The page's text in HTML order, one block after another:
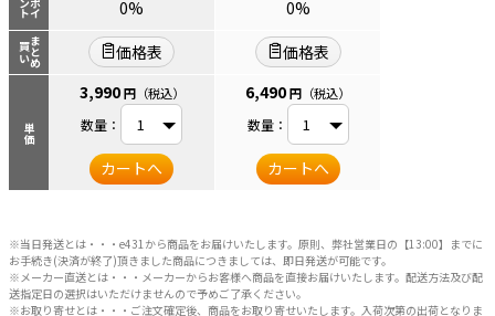
ポイ
ント
まとめ
買い
単価
0%
0%
価格表
価格表
3,990 円（税込）
数量：
カートへ
6,490円 （税込）
数量：
カートへ
※当日発送とは・・・e431から商品をお届けいたします。原則、弊社営業日の【13:00】までに
お手続き(決済が終了)頂きました商品につきましては、即日発送が可能です。
※メーカー直送とは・・・メーカーからお客様へ商品を直接お届けいたします。配送方法及び配
送指定日の選択はいただけませんので予めご了承ください。
※お取り寄せとは・・・ご注文確定後、商品をお取り寄せいたします。入荷次第の出荷となりま